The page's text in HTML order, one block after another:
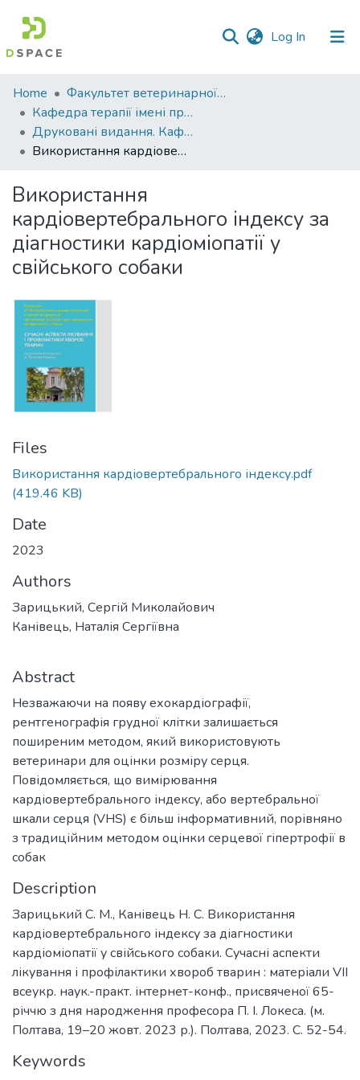
Log In (current)
Communities
&
Collections
All of DSpace
Statistics
Home
Факультет ветеринарної медицини
Кафедра терапії імені професора П. І. Локеса
Друковані видання. Кафедра терапії імені професора П. І. Локеса
Використання кардіовертебрального індексу за діагностики кардіоміопатії у свійського собаки
Використання
кардіовертебрального індексу за
діагностики кардіоміопатії у
свійського собаки
Files
Використання кардіовертебрального індексу.pdf
(419.46 KB)
Date
2023
Authors
Зарицький, Сергій Миколайович
Канівець, Наталія Сергіївна
Abstract
Незважаючи на появу ехокардіографії,
рентгенографія грудної клітки залишається
поширеним методом, який використовують
ветеринари для оцінки розміру серця.
Повідомляється, що вимірювання
кардіовертебрального індексу, або вертебральної
шкали серця (VHS) є більш інформативний, порівняно
з традиційним методом оцінки серцевої гіпертрофії в
собак
Description
Зарицький С. М., Канівець Н. С. Використання
кардіовертебрального індексу за діагностики
кардіоміопатії у свійського собаки. Сучасні аспекти
лікування і профілактики хвороб тварин : матеріали VІІ
всеукр. наук.-практ. інтернет-конф., присвяченої 65-
річчю з дня народження професора П. І. Локеса. (м.
Полтава, 19–20 жовт. 2023 р.). Полтава, 2023. С. 52-54.
Keywords